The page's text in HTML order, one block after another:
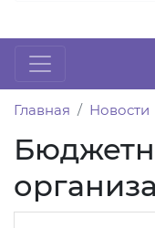
Главная Новости